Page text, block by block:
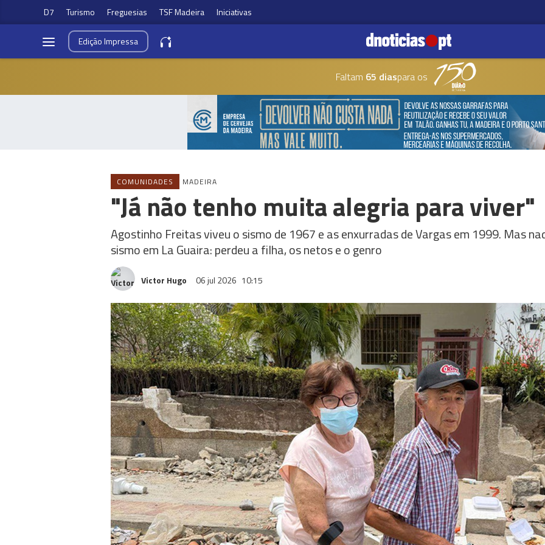
D7 Turismo Freguesias TSF Madeira Iniciativas
EdiçãoImpressa
Faltam 65 diaspara os
COMUNIDADES MADEIRA
"Já não tenho muita alegria para viver"
Agostinho Freitas viveu o sismo de 1967 e as enxurradas de Vargas em 1999. Mas
sismo em La Guaira: perdeu a filha, os netos e o genro
Victor Hugo 06 jul 2026 10:15